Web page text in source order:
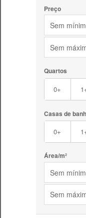
Preço
Sem
Sem
Quartos
0+
Casas de
0+
Área/m²
Sem
Sem